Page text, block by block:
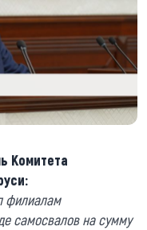
Комитета
филиалам
самосвалов на сумму